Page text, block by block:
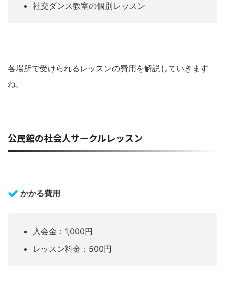
社交ダンス教室の個別レッスン
各場所で受けられるレッスンの費用を解説していきます
ね。
公民館の社会人サークルレッスン
かかる費用
入会金：1,000円
レッスン料金：500円